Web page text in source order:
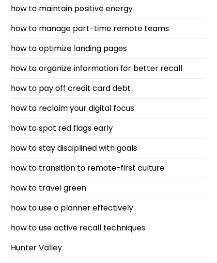
how to maintain positive energy
how to manage part-time remote teams
how to optimize landing pages
how to organize information for better recall
how to pay off credit card debt
how to reclaim your digital focus
how to spot red flags early
how to stay disciplined with goals
how to transition to remote-first culture
how to travel green
how to use a planner effectively
how to use active recall techniques
Hunter Valley